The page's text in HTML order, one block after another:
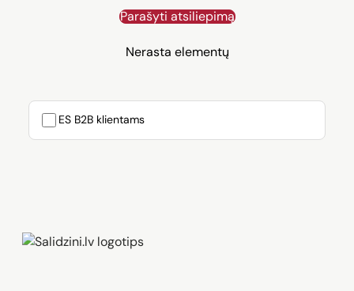
Parašyti atsiliepimą
Nerasta elementų
ES B2B klientams
Zāģi, iPhone, Dyson, Mobilie